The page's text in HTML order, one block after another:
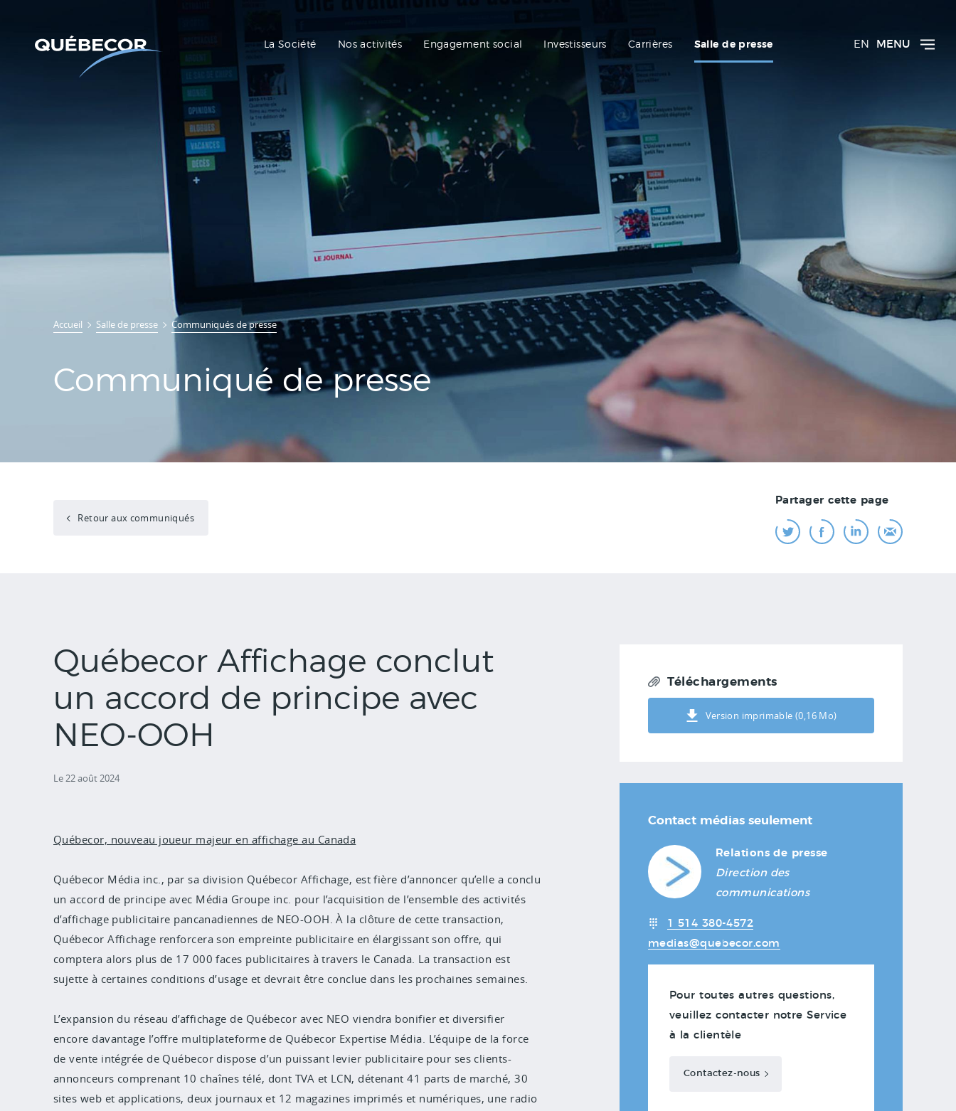
La Société Nos activités Engagement social Investisseurs Carrières Salle de presse EN MENU
Accueil Salle de presse Communiqués de presse
Communiqué de presse
Retour aux communiqués
Partager cette page
Québecor Affichage conclut
un accord de principe avec
NEO-OOH
Le 22 août 2024
Québecor, nouveau joueur majeur en affichage au Canada
Québecor Média inc., par sa division Québecor Affichage, est fière d’annoncer qu’elle a conclu
un accord de principe avec Média Groupe inc. pour l’acquisition de l’ensemble des activités
d’affichage publicitaire pancanadiennes de NEO-OOH. À la clôture de cette transaction,
Québecor Affichage renforcera son empreinte publicitaire en élargissant son offre, qui
comptera alors plus de 17 000 faces publicitaires à travers le Canada. La transaction est
sujette à certaines conditions d’usage et devrait être conclue dans les prochaines semaines.
L’expansion du réseau d’affichage de Québecor avec NEO viendra bonifier et diversifier
encore davantage l’offre multiplateforme de Québecor Expertise Média. L’équipe de la force
de vente intégrée de Québecor dispose d’un puissant levier publicitaire pour ses clients-
annonceurs comprenant 10 chaînes télé, dont TVA et LCN, détenant 41 parts de marché, 30
sites web et applications, deux journaux et 12 magazines imprimés et numériques, une radio
Téléchargements
Version imprimable (0,16 Mo)
Contact médias seulement
Relations de presse
Direction des
communications
1 514 380-4572
medias@quebecor.com
Pour toutes autres questions,
veuillez contacter notre Service
à la clientèle
Contactez-nous